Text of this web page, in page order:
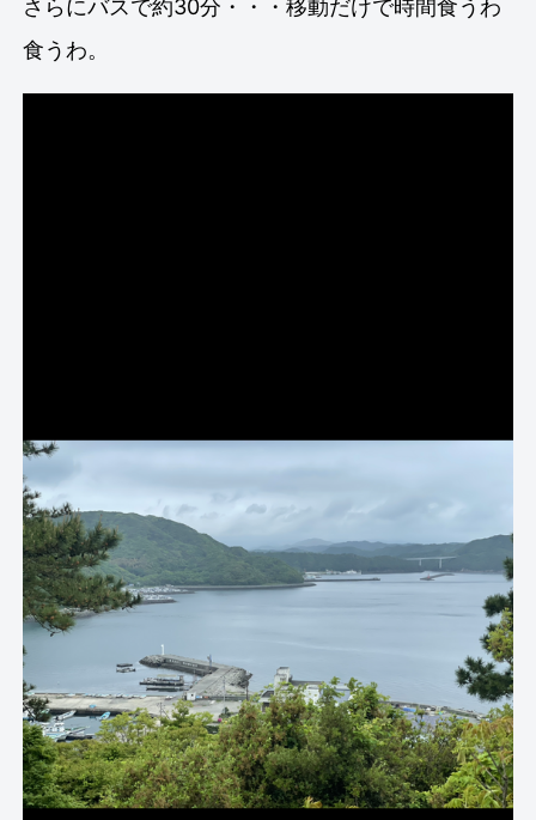
さらにバスで約30分・・・移動だけで時間食うわ
食うわ。